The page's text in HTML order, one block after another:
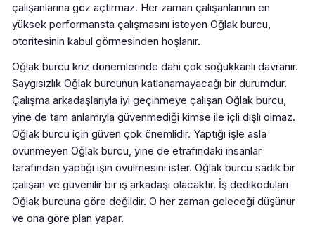
çalışanlarına göz açtırmaz. Her zaman çalışanlarının en
yüksek performansta çalışmasını isteyen Oğlak burcu,
otoritesinin kabul görmesinden hoşlanır.
Oğlak burcu kriz dönemlerinde dahi çok soğukkanlı davranır.
Saygısızlık Oğlak burcunun katlanamayacağı bir durumdur.
Çalışma arkadaşlarıyla iyi geçinmeye çalışan Oğlak burcu,
yine de tam anlamıyla güvenmediği kimse ile içli dışlı olmaz.
Oğlak burcu için güven çok önemlidir. Yaptığı işle asla
övünmeyen Oğlak burcu, yine de etrafındaki insanlar
tarafından yaptığı işin övülmesini ister. Oğlak burcu sadık bir
çalışan ve güvenilir bir iş arkadaşı olacaktır. İş dedikoduları
Oğlak burcuna göre değildir. O her zaman geleceği düşünür
ve ona göre plan yapar.